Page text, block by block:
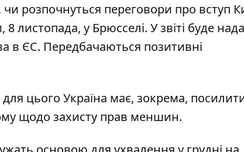
чи розпочнуться переговори про вступ
листопада, у Брюсселі. У звіті буде
в ЄС. Передбачаються позитивні
цього Україна має, зокрема,
щодо захисту прав меншин.